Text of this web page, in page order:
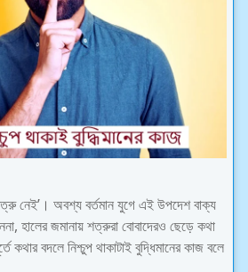
নেই’। অবশ্য বর্তমান যুগে এই উপদেশ বাক্য
হালের জমানায় শত্রুরা বোবাদেরও ছেড়ে কথা
কথার বদলে নিশ্চুপ থাকাটাই বুদ্ধিমানের কাজ বলে